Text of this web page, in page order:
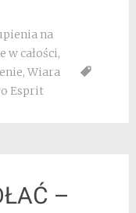
na
w całości,
, Wiara
Esprit
–